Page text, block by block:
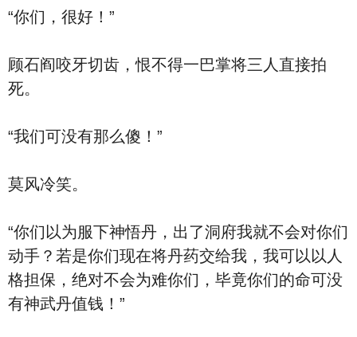
“你们，很好！”
顾石阎咬牙切齿，恨不得一巴掌将三人直接拍
死。
“我们可没有那么傻！”
莫风冷笑。
“你们以为服下神悟丹，出了洞府我就不会对你们
动手？若是你们现在将丹药交给我，我可以以人
格担保，绝对不会为难你们，毕竟你们的命可没
有神武丹值钱！”